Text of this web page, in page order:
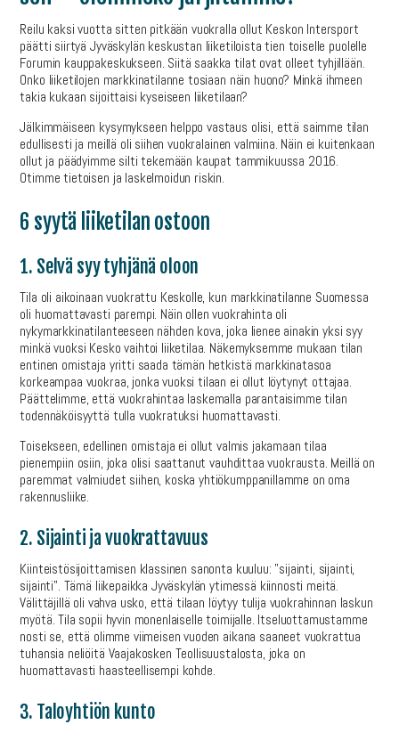
Reilu kaksi vuotta sitten pitkään vuokralla ollut Keskon Intersport
päätti siirtyä Jyväskylän keskustan liiketiloista tien toiselle puolelle
Forumin kauppakeskukseen. Siitä saakka tilat ovat olleet tyhjillään.
Onko liiketilojen markkinatilanne tosiaan näin huono? Minkä ihmeen
takia kukaan sijoittaisi kyseiseen liiketilaan?
Jälkimmäiseen kysymykseen helppo vastaus olisi, että saimme tilan
edullisesti ja meillä oli siihen vuokralainen valmiina. Näin ei kuitenkaan
ollut ja päädyimme silti tekemään kaupat tammikuussa 2016.
Otimme tietoisen ja laskelmoidun riskin.
6 syytä liiketilan ostoon
1. Selvä syy tyhjänä oloon
Tila oli aikoinaan vuokrattu Keskolle, kun markkinatilanne Suomessa
oli huomattavasti parempi. Näin ollen vuokrahinta oli
nykymarkkinatilanteeseen nähden kova, joka lienee ainakin yksi syy
minkä vuoksi Kesko vaihtoi liiketilaa. Näkemyksemme mukaan tilan
entinen omistaja yritti saada tämän hetkistä markkinatasoa
korkeampaa vuokraa, jonka vuoksi tilaan ei ollut löytynyt ottajaa.
Päättelimme, että vuokrahintaa laskemalla parantaisimme tilan
todennäköisyyttä tulla vuokratuksi huomattavasti.
Toisekseen, edellinen omistaja ei ollut valmis jakamaan tilaa
pienempiin osiin, joka olisi saattanut vauhdittaa vuokrausta. Meillä on
paremmat valmiudet siihen, koska yhtiökumppanillamme on oma
rakennusliike.
2. Sijainti ja vuokrattavuus
Kiinteistösijoittamisen klassinen sanonta kuuluu: ”sijainti, sijainti,
sijainti”. Tämä liikepaikka Jyväskylän ytimessä kiinnosti meitä.
Välittäjillä oli vahva usko, että tilaan löytyy tulija vuokrahinnan laskun
myötä. Tila sopii hyvin monenlaiselle toimijalle. Itseluottamustamme
nosti se, että olimme viimeisen vuoden aikana saaneet vuokrattua
tuhansia neliöitä Vaajakosken Teollisuustalosta, joka on
huomattavasti haasteellisempi kohde.
3. Taloyhtiön kunto